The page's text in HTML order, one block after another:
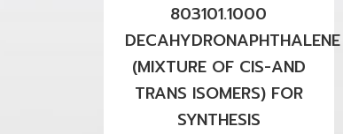
803101.1000
DECAHYDRONAPHTHALENE
(MIXTURE OF CIS-AND
TRANS ISOMERS) FOR
SYNTHESIS